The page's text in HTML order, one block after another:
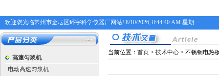
欢迎您光临常州市金坛区环宇科学仪器厂网站! 8/10/2026, 8:44:40 AM 星期一
高速匀浆机
电动高速匀浆机
当前位置： 首页 > 技术中心 > 不锈钢电热